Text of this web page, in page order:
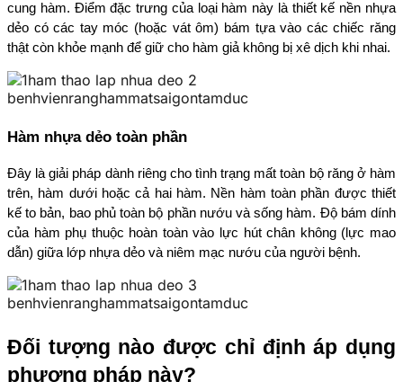
cung hàm. Điểm đặc trưng của loại hàm này là thiết kế nền nhựa
dẻo có các tay móc (hoặc vát ôm) bám tựa vào các chiếc răng
thật còn khỏe mạnh để giữ cho hàm giả không bị xê dịch khi nhai.
Hàm nhựa dẻo toàn phần
Đây là giải pháp dành riêng cho tình trạng mất toàn bộ răng ở hàm
trên, hàm dưới hoặc cả hai hàm. Nền hàm toàn phần được thiết
kế to bản, bao phủ toàn bộ phần nướu và sống hàm. Độ bám dính
của hàm phụ thuộc hoàn toàn vào lực hút chân không (lực mao
dẫn) giữa lớp nhựa dẻo và niêm mạc nướu của người bệnh.
Đối tượng nào được chỉ định áp dụng
phương pháp này?